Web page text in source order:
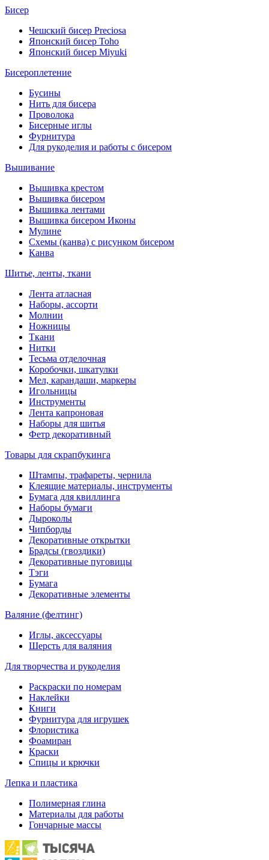
Бисер
Чешский бисер Preciosa
Японский бисер Toho
Японский бисер Miyuki
Бисероплетение
Бусины
Нить для бисера
Проволока
Бисерные иглы
Фурнитура
Для рукоделия и работы с бисером
Вышивание
Вышивка крестом
Вышивка бисером
Вышивка лентами
Вышивка бисером Иконы
Мулине
Схемы (канва) с рисунком бисером
Канва
Шитье, ленты, ткани
Лента атласная
Наборы, ассорти
Молнии
Ножницы
Ткани
Нитки
Тесьма отделочная
Коробочки, шкатулки
Мел, карандаши, маркеры
Игольницы
Инструменты
Лента капроновая
Наборы для шитья
Фетр декоративный
Товары для скрапбукинга
Штампы, трафареты, чернила
Клеящие материалы, инструменты
Бумага для квиллинга
Наборы бумаги
Дыроколы
Чипборды
Декоративные открытки
Брадсы (гвоздики)
Декоративные пуговицы
Тэги
Бумага
Декоративные элементы
Валяние (фелтинг)
Иглы, аксессуары
Шерсть для валяния
Для творчества и рукоделия
Раскраски по номерам
Наклейки
Книги
Фурнитура для игрушек
Флористика
Фоамиран
Краски
Спицы и крючки
Лепка и пластика
Полимерная глина
Материалы для работы
Гончарные массы